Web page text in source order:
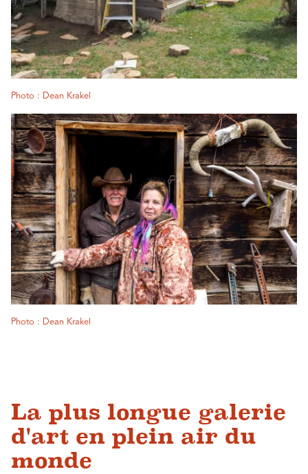
Photo : Dean Krakel
Photo : Dean Krakel
La plus longue galerie
d'art en plein air du
monde